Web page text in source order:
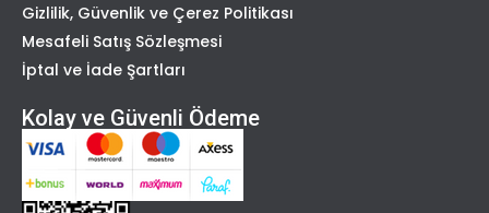
Gizlilik, Güvenlik ve Çerez Politikası
Mesafeli Satış Sözleşmesi
İptal ve İade Şartları
Kolay ve Güvenli Ödeme